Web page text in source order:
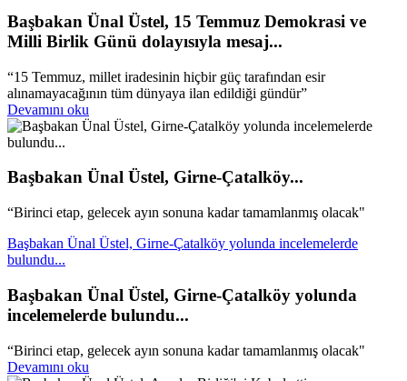
Başbakan Ünal Üstel, 15 Temmuz Demokrasi ve
Milli Birlik Günü dolayısıyla mesaj...
“15 Temmuz, millet iradesinin hiçbir güç tarafından esir
alınamayacağının tüm dünyaya ilan edildiği gündür”
Devamını oku
Başbakan Ünal Üstel, Girne-Çatalköy...
“Birinci etap, gelecek ayın sonuna kadar tamamlanmış olacak"
Başbakan Ünal Üstel, Girne-Çatalköy yolunda incelemelerde
bulundu...
Başbakan Ünal Üstel, Girne-Çatalköy yolunda
incelemelerde bulundu...
“Birinci etap, gelecek ayın sonuna kadar tamamlanmış olacak"
Devamını oku